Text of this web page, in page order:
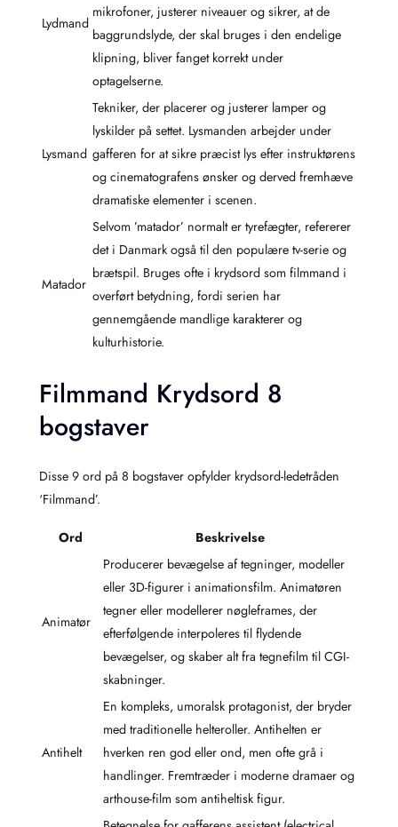
Lydmand
mikrofoner, justerer niveauer og sikrer, at de
baggrundslyde, der skal bruges i den endelige
klipning, bliver fanget korrekt under
optagelserne.
Lysmand
Tekniker, der placerer og justerer lamper og
lyskilder på settet. Lysmanden arbejder under
gafferen for at sikre præcist lys efter instruktørens
og cinematografens ønsker og derved fremhæve
dramatiske elementer i scenen.
Matador
Selvom ’matador’ normalt er tyrefægter, refererer
det i Danmark også til den populære tv-serie og
brætspil. Bruges ofte i krydsord som filmmand i
overført betydning, fordi serien har
gennemgående mandlige karakterer og
kulturhistorie.
Filmmand Krydsord 8
bogstaver
Disse 9 ord på 8 bogstaver opfylder krydsord-ledetråden
‘Filmmand’.
Ord Beskrivelse
Animatør
Producerer bevægelse af tegninger, modeller
eller 3D-figurer i animationsfilm. Animatøren
tegner eller modellerer nøgleframes, der
efterfølgende interpoleres til flydende
bevægelser, og skaber alt fra tegnefilm til CGI-
skabninger.
Antihelt
En kompleks, umoralsk protagonist, der bryder
med traditionelle helteroller. Antihelten er
hverken ren god eller ond, men ofte grå i
handlinger. Fremtræder i moderne dramaer og
arthouse-film som antiheltisk figur.